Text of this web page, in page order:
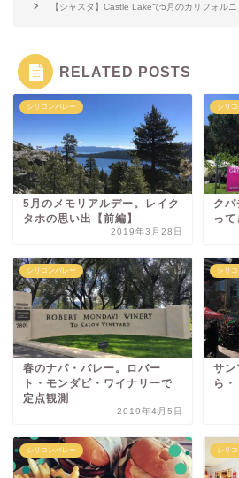
【シャスタ】Castle Lakeで5月のカリフォル
RELATED POSTS
シリコンバレー
5月のメモリアルデー。レイク
タホの思い出【前編】
2019年3月28日
シリ
ク
って
シリコンバレー
春のナパ・バレー。ロバー
ト・モンダビ・ワイナリーで
定点観測
2019年4月5日
シリ
サン
ら
シリコンバレー シリ